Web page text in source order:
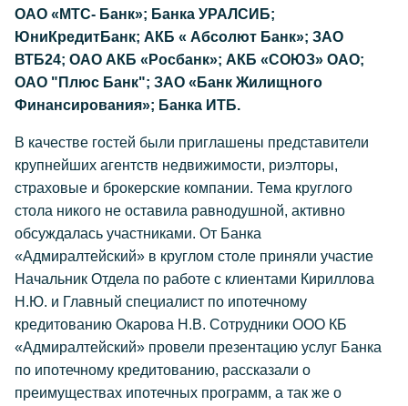
ОАО «МТС- Банк»; Банка УРАЛСИБ;
ЮниКредитБанк; АКБ « Абсолют Банк»; ЗАО
ВТБ24; ОАО АКБ «Росбанк»; АКБ «СОЮЗ» ОАО;
ОАО "Плюс Банк"; ЗАО «Банк Жилищного
Финансирования»; Банка ИТБ.
В качестве гостей были приглашены представители
крупнейших агентств недвижимости, риэлторы,
страховые и брокерские компании. Тема круглого
стола никого не оставила равнодушной, активно
обсуждалась участниками. От Банка
«Адмиралтейский» в круглом столе приняли участие
Начальник Отдела по работе с клиентами Кириллова
Н.Ю. и Главный специалист по ипотечному
кредитованию Окарова Н.В. Сотрудники ООО КБ
«Адмиралтейский» провели презентацию услуг Банка
по ипотечному кредитованию, рассказали о
преимуществах ипотечных программ, а так же о